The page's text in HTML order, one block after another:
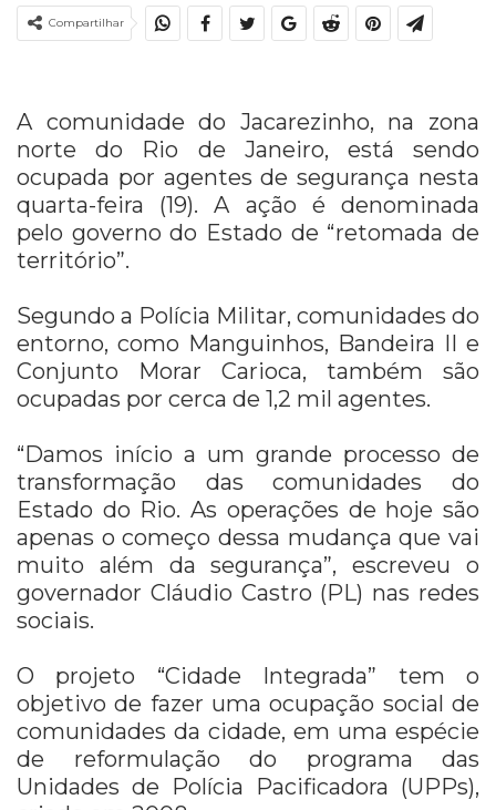
Compartilhar
A comunidade do Jacarezinho, na zona
norte do Rio de Janeiro, está sendo
ocupada por agentes de segurança nesta
quarta-feira (19). A ação é denominada
pelo governo do Estado de “retomada de
território”.
Segundo a Polícia Militar, comunidades do
entorno, como Manguinhos, Bandeira II e
Conjunto Morar Carioca, também são
ocupadas por cerca de 1,2 mil agentes.
“Damos início a um grande processo de
transformação das comunidades do
Estado do Rio. As operações de hoje são
apenas o começo dessa mudança que vai
muito além da segurança”, escreveu o
governador Cláudio Castro (PL) nas redes
sociais.
O projeto “Cidade Integrada” tem o
objetivo de fazer uma ocupação social de
comunidades da cidade, em uma espécie
de reformulação do programa das
Unidades de Polícia Pacificadora (UPPs),